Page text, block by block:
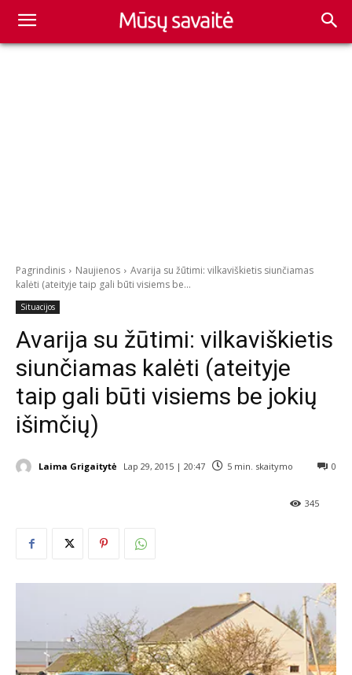
Pagrindinis Naujienos
Avarija su žūtimi: vilkaviškietis siunčiamas
kalėti (ateityje taip gali būti visiems be...
Situacijos
Avarija su žūtimi: vilkaviškietis
siunčiamas kalėti (ateityje
taip gali būti visiems be jokių
išimčių)
Laima Grigaitytė Lap 29, 2015 | 20:47 5 min. skaitymo 0
345